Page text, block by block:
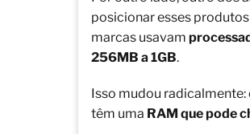
posicionar esses
marcas usavam
256MB a 1GB.
Isso mudou
têm uma RAM que pode